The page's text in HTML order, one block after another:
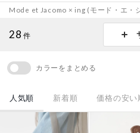
Mode et Jacomo × ing (モード・エ・
28 件
カラーをまとめる
人気順 新着順 価格の安い